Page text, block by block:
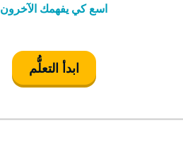
اسع كي يفهمك الآخرون
ابدأ التعلُّم